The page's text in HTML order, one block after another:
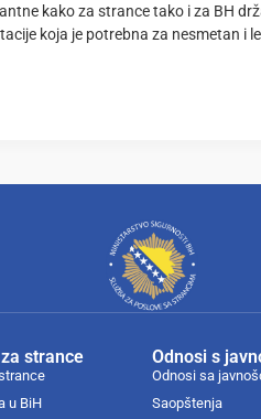
kako za strance tako i za BH
koja je potrebna za nesmetan i
strance
u BiH
Odnosi s
Odnosi sa
Saopštenja